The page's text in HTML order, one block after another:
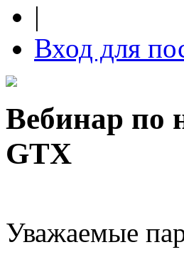
|
Вход для
Вебинар по
GTX
Уважаемые